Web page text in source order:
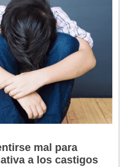
mal para
a los castigos